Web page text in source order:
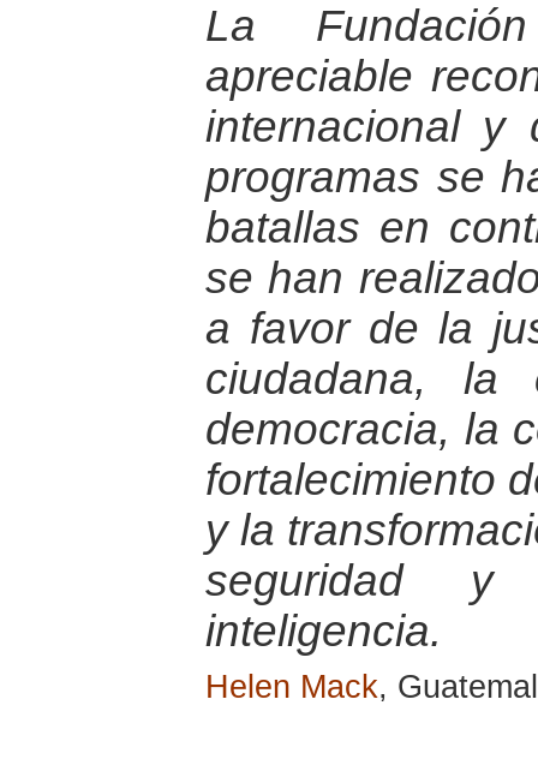
La
apreciable
internacional y
programas se
batallas en
se han
a favor de la
ciudadana, la
democracia, la
fortalecimiento
y la
seguridad
inteligencia.
Helen Mack,